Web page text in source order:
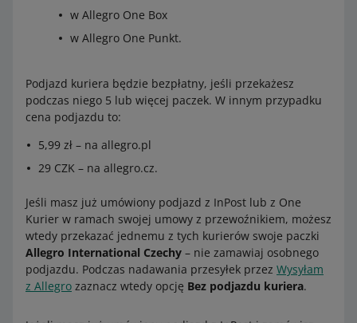
Etykieta do przesyłki, którą odbierze od Ciebie kurier
w Allegro One Box
w Allegro One Punkt.
Podjazd kuriera będzie bezpłatny, jeśli przekażesz
podczas niego 5 lub więcej paczek. W innym przypadku
cena podjazdu to:
5,99 zł – na allegro.pl
29 CZK – na allegro.cz.
Jeśli masz już umówiony podjazd z InPost lub z One
Kurier w ramach swojej umowy z przewoźnikiem, możesz
wtedy przekazać jednemu z tych kurierów swoje paczki
Allegro International Czechy – nie zamawiaj osobnego
podjazdu. Podczas nadawania przesyłek przez Wysyłam
z Allegro zaznacz wtedy opcję Bez podjazdu kuriera.